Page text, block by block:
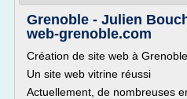
Grenoble - Julien
web-grenoble.com
Création de site web à Grenoble
Un site web vitrine réussi
Actuellement, de nombreuses